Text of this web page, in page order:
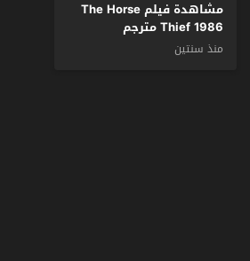
مشاهدة فيلم The Horse
Thief 1986 مترجم
منذ سنتين